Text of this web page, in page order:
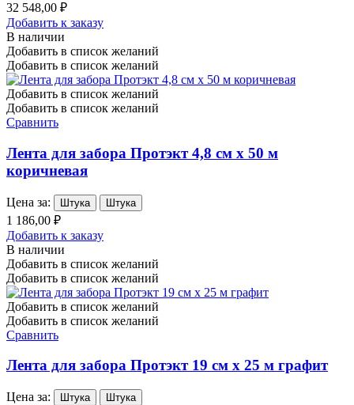
32 548,00 ₽
Добавить к заказу
В наличии
Добавить в список желаний
Добавить в список желаний
Добавить в список желаний
Добавить в список желаний
Сравнить
Лента для забора Протэкт 4,8 см х 50 м
коричневая
Цена за: Штука Штука
1 186,00 ₽
Добавить к заказу
В наличии
Добавить в список желаний
Добавить в список желаний
Добавить в список желаний
Добавить в список желаний
Сравнить
Лента для забора Протэкт 19 см х 25 м графит
Цена за: Штука Штука